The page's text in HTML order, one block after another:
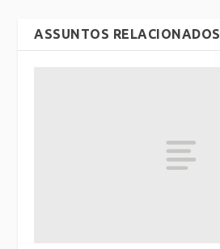
ASSUNTOS RELACIONADOS